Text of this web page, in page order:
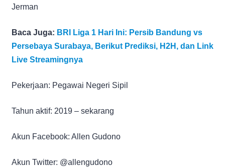
Jerman
Baca Juga: BRI Liga 1 Hari Ini: Persib Bandung vs
Persebaya Surabaya, Berikut Prediksi, H2H, dan Link
Live Streamingnya
Pekerjaan: Pegawai Negeri Sipil
Tahun aktif: 2019 – sekarang
Akun Facebook: Allen Gudono
Akun Twitter: @allengudono